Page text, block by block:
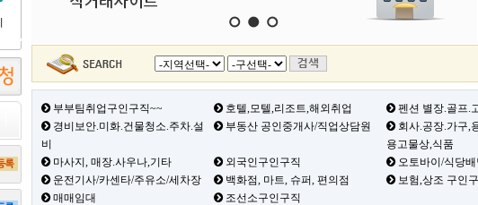
부부팀취업구인구직~~ 호텔,모텔,리조트,해외취업 펜션 별장.골프.
경비보안.미화.건물청소.주차.설
비
부동산 공인중개사/직업상담원
회사.공장.가구,
용고물상,식품
마사지, 매장.사우나,기타
외국인구인구직 오토바이/식당
운전기사/카센타/주유소/세차장
백화점, 마트, 슈퍼, 편의점 보험,상조 구인
매매임대
조선소구인구직